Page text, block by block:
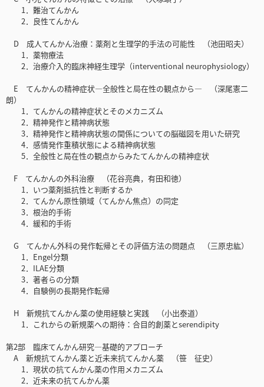
1．難治てんかん
2．良性てんかん
D 成人てんかん治療：薬剤と生理学的手法の可能性 （池田昭夫）
1．薬物療法
2．治療介入的臨床神経生理学（interventional neurophysiology）
E てんかんの精神症状―全般性と局在性の観点から― （深尾憲二
朗）
1．てんかんの精神症状とそのメカニズム
2．精神発作と精神病状態
3．精神発作と精神病状態の関係についての脳磁図を用いた研究
4．感情発作重積状態による精神病状態
5．全般性と局在性の観点からみたてんかんの精神症状
F てんかんの外科治療 （花谷亮典，有田和徳）
1．いつ薬剤抵抗性と判断するか
2．てんかん原性領域（てんかん焦点）の同定
3．根治的手術
4．緩和的手術
G てんかん外科の発作転帰とその評価方法の問題点 （三原忠紘）
1．Engel分類
2．ILAE分類
3．著者らの分類
4．自験例の長期発作転帰
H 新規抗てんかん薬の使用経験と実践 （小出泰道）
1．これからの新規薬への期待：合目的創薬とserendipity
第2部 臨床てんかん研究―基礎的アプローチ
A 新規抗てんかん薬と近未来抗てんかん薬 （笹 征史）
1．現状の抗てんかん薬の作用メカニズム
2．近未来の抗てんかん薬